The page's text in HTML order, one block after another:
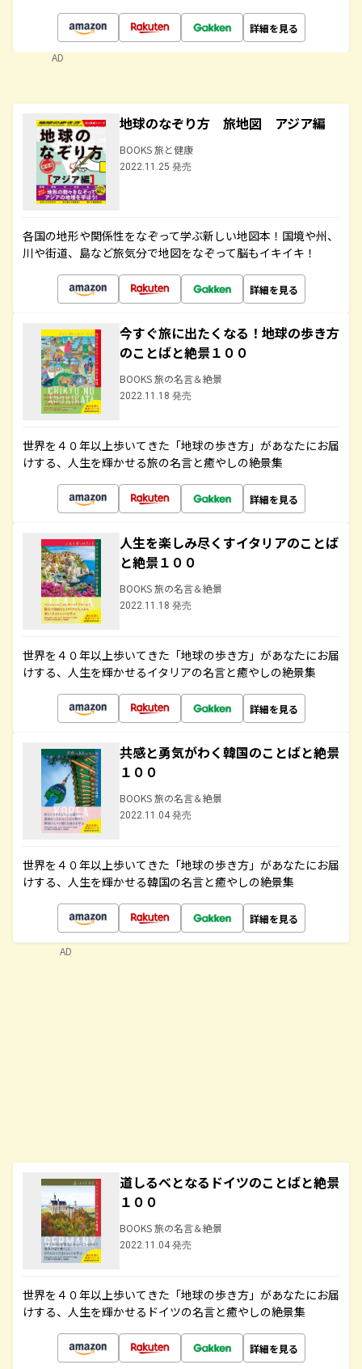
詳細を見る
AD
地球のなぞり方 旅地図 アジア編
BOOKS 旅と健康
2022.11.25 発売
各国の地形や関係性をなぞって学ぶ新しい地図本！国境や州、
川や街道、島など旅気分で地図をなぞって脳もイキイキ！
詳細を見る
今すぐ旅に出たくなる！地球の歩き方
のことばと絶景１００
BOOKS 旅の名言＆絶景
2022.11.18 発売
世界を４０年以上歩いてきた「地球の歩き方」があなたにお届
けする、人生を輝かせる旅の名言と癒やしの絶景集
詳細を見る
人生を楽しみ尽くすイタリアのことば
と絶景１００
BOOKS 旅の名言＆絶景
2022.11.18 発売
世界を４０年以上歩いてきた「地球の歩き方」があなたにお届
けする、人生を輝かせるイタリアの名言と癒やしの絶景集
詳細を見る
共感と勇気がわく韓国のことばと絶景
１００
BOOKS 旅の名言＆絶景
2022.11.04 発売
世界を４０年以上歩いてきた「地球の歩き方」があなたにお届
けする、人生を輝かせる韓国の名言と癒やしの絶景集
詳細を見る
道しるべとなるドイツのことばと絶景
１００
BOOKS 旅の名言＆絶景
2022.11.04 発売
世界を４０年以上歩いてきた「地球の歩き方」があなたにお届
けする、人生を輝かせるドイツの名言と癒やしの絶景集
詳細を見る
AD